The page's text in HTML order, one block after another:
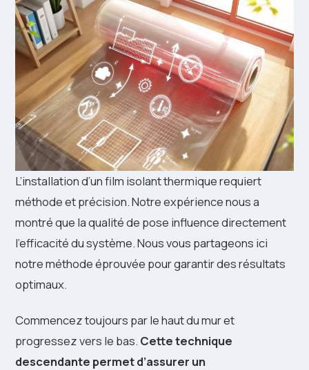
L’installation d’un film isolant thermique requiert
méthode et précision. Notre expérience nous a
montré que la qualité de pose influence directement
l’efficacité du système. Nous vous partageons ici
notre méthode éprouvée pour garantir des résultats
optimaux.
Commencez toujours par le haut du mur et
progressez vers le bas. Cette technique
descendante permet d’assurer un